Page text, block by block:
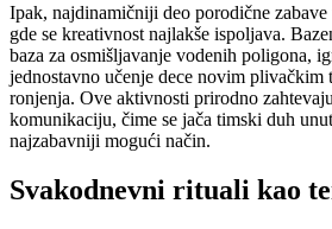
Ipak, najdinamičniji deo porodične
gde se kreativnost najlakše ispoljava.
baza za osmišljavanje vodenih poligona,
jednostavno učenje dece novim plivačkim
ronjenja. Ove aktivnosti prirodno
komunikaciju, čime se jača timski duh
najzabavniji mogući način.
Svakodnevni rituali kao